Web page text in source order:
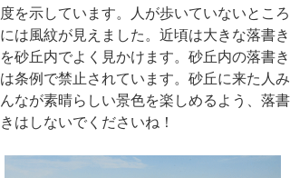
度を示しています。人が歩いていないところ
には風紋が見えました。近頃は大きな落書き
を砂丘内でよく見かけます。砂丘内の落書き
は条例で禁止されています。砂丘に来た人み
んなが素晴らしい景色を楽しめるよう、落書
きはしないでくださいね！